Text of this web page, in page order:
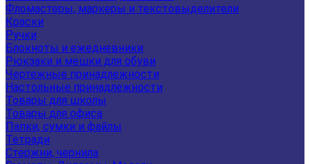
Фломастеры, маркеры и текстовыделители
Краски
Ручки
Блокноты и ежедневники
Рюкзаки и мешки для обуви
Чертежные принадлежности
Настольные принадлежности
Товары для школы
Товары для офиса
Папки, сумки и файлы
Тетради
Стержни, чернила